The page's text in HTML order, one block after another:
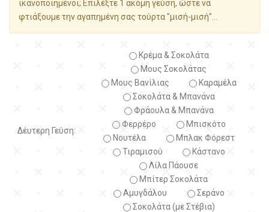
ικανοποιημένοι; Επιλέξτε 1 ακόμη γεύση, ώστε να
φτιάξουμε την αγαπημένη σας τούρτα "μισή-μισή"...
Δέυτερη Γεύση:
Κρέμα & Σοκολάτα
Μους Σοκολάτας
Μους Βανίλιας
Καραμέλα
Σοκολάτα & Μπανάνα
Φράουλα & Μπανάνα
Φερρέρο
Μπισκότο
Νουτέλα
Μπλακ Φόρεστ
Τιραμισού
Κάστανο
Λίλα Πάουσε
Μπίτερ Σοκολάτα
Αμυγδάλου
Σεράνο
Σοκολάτα (με Στέβια)